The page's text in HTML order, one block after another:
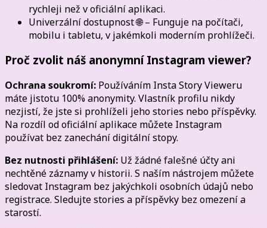
rychleji než v oficiální aplikaci.
Univerzální dostupnost 🌐 – Funguje na počítači,
mobilu i tabletu, v jakémkoli moderním prohlížeči.
Proč zvolit náš anonymní Instagram viewer?
Ochrana soukromí: Používáním Insta Story Vieweru
máte jistotu 100% anonymity. Vlastník profilu nikdy
nezjistí, že jste si prohlíželi jeho stories nebo příspěvky.
Na rozdíl od oficiální aplikace můžete Instagram
používat bez zanechání digitální stopy.
Bez nutnosti přihlášení: Už žádné falešné účty ani
nechtěné záznamy v historii. S naším nástrojem můžete
sledovat Instagram bez jakýchkoli osobních údajů nebo
registrace. Sledujte stories a příspěvky bez omezení a
starostí.